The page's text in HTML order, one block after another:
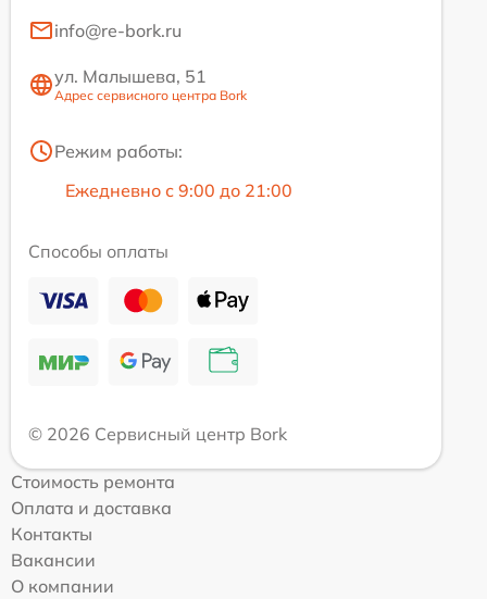
info@re-bork.ru
ул. Малышева, 51
Адрес сервисного центра Bork
Режим работы:
Ежедневно с 9:00 до 21:00
Способы оплаты
© 2026 Сервисный центр Bork
Стоимость ремонта
Оплата и доставка
Контакты
Вакансии
О компании